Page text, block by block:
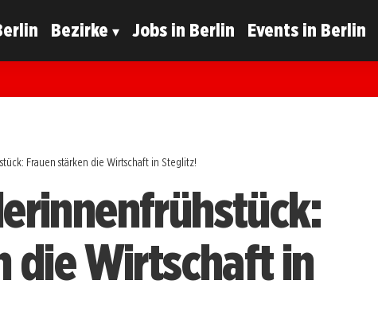
Bezirke Jobs in Berlin Events in Berlin
Frauen stärken die Wirtschaft in Steglitz!
die Wirtschaft in